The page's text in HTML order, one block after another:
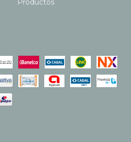
Productos